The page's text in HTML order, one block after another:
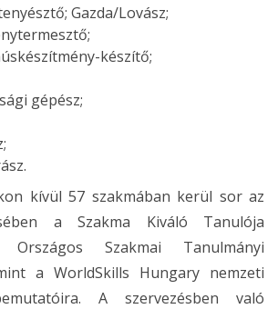
Gazda/Lovász;
készítő;
gépész;
kívül 57 szakmában kerül sor az
a Szakma Kiváló Tanulója
Szakmai Tanulmányi
a WorldSkills Hungary nemzeti
A szervezésben való